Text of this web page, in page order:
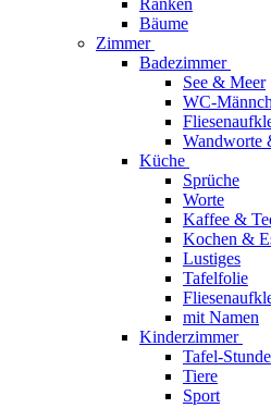
Ranken
Bäume
Zimmer
Badezimmer
See & Meer
WC-
Wandworte
Küche
Sprüche
Worte
Kaffee &
Kochen &
Lustiges
Tafelfolie
mit Namen
Kinderzimmer
Tafel-
Tiere
Sport